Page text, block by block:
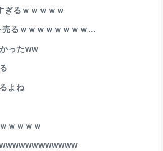
ぎるｗｗｗｗｗ
るｗｗｗｗｗｗｗｗ...
ったww
よね
ｗｗｗｗ
wwwwwwwwwwww